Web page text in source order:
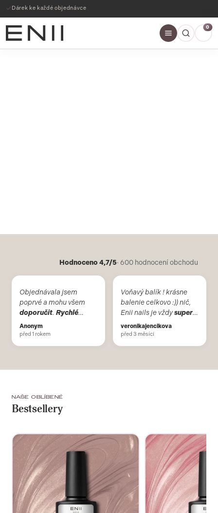
Dárek ke každé objednávce
0
Hodnoceno 4,7/5· 600 hodnocení obchodu
Objednávala jsem
poprvé a mohu všem
doporučit. Rychlé
vyřízení a doručení mé
objednavky.
Anonym
před 1 rokem
Voňavý balík ! krásne
balenie celkovo :)) nič,
Enii nails je vždysuper
voľba, používam iba
tieto produkty už viac
veronikajencikova
před 3 měsíci
NAŠE OBLÍBENÉ
Bestsellery